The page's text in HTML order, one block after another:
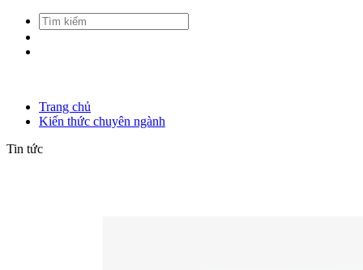
Trang chủ
Kiến thức chuyên ngành
Tin tức